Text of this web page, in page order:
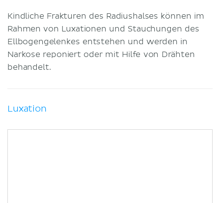
Kindliche Frakturen des Radiushalses können im
Rahmen von Luxationen und Stauchungen des
Ellbogengelenkes entstehen und werden in
Narkose reponiert oder mit Hilfe von Drähten
behandelt.
Luxation